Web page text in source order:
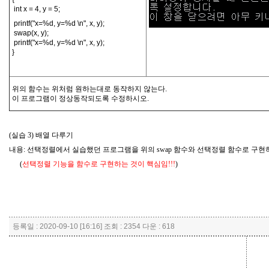
int x = 4, y = 5;
printf("x=%d, y=%d \n", x, y);
swap(x, y);
printf("x=%d, y=%d \n", x, y);
}
위의 함수는 위처럼 원하는대로 동작하지 않는다.
이 프로그램이 정상동작되도록 수정하시오.
(실습 3) 배열 다루기
내용: 선택정렬에서 실습했던 프로그램을 위의 swap 함수와 선택정렬 함수로 구현
(선택정렬 기능을 함수로 구현하는 것이 핵심임!!!)
등록일 : 2020-09-10 [16:16] 조회 : 2354 다운 : 618